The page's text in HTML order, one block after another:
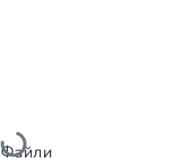
Вантажиться...
Файли